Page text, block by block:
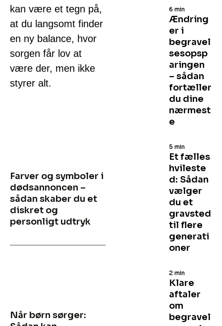
kan være et tegn på,
at du langsomt finder
en ny balance, hvor
sorgen får lov at
være der, men ikke
styrer alt.
Farver og symboler i
dødsannoncen –
sådan skaber du et
diskret og
personligt udtryk
Når børn sørger:
Ændring
er i
begravel
sesopsp
aringen
– sådan
fortæller
du dine
nærmest
e
6 min
Et fælles
hvileste
d: Sådan
vælger
du et
gravsted
til flere
generati
oner
5 min
Klare
aftaler
om
begravel
2 min